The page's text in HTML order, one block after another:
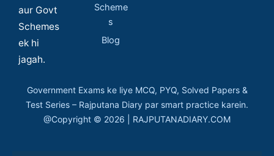
aur Govt
Schemes
ek hi
jagah.
Scheme
s
Blog
Government Exams ke liye MCQ, PYQ, Solved Papers &
Test Series – Rajputana Diary par smart practice karein.
@Copyright © 2026 | RAJPUTANADIARY.COM